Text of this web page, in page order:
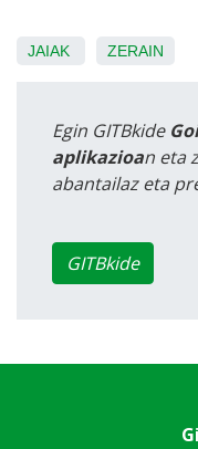
JAIAK ZERAIN
Egin GITBkide
aplikazioan eta
abantailaz eta
GITBkide